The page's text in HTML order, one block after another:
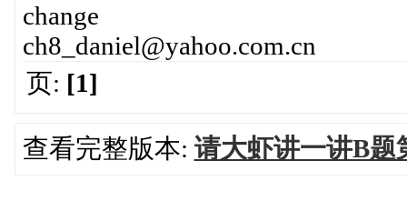
change
ch8_daniel@yahoo.com.cn
页: [1]
查看完整版本: 请大虾讲一讲B题